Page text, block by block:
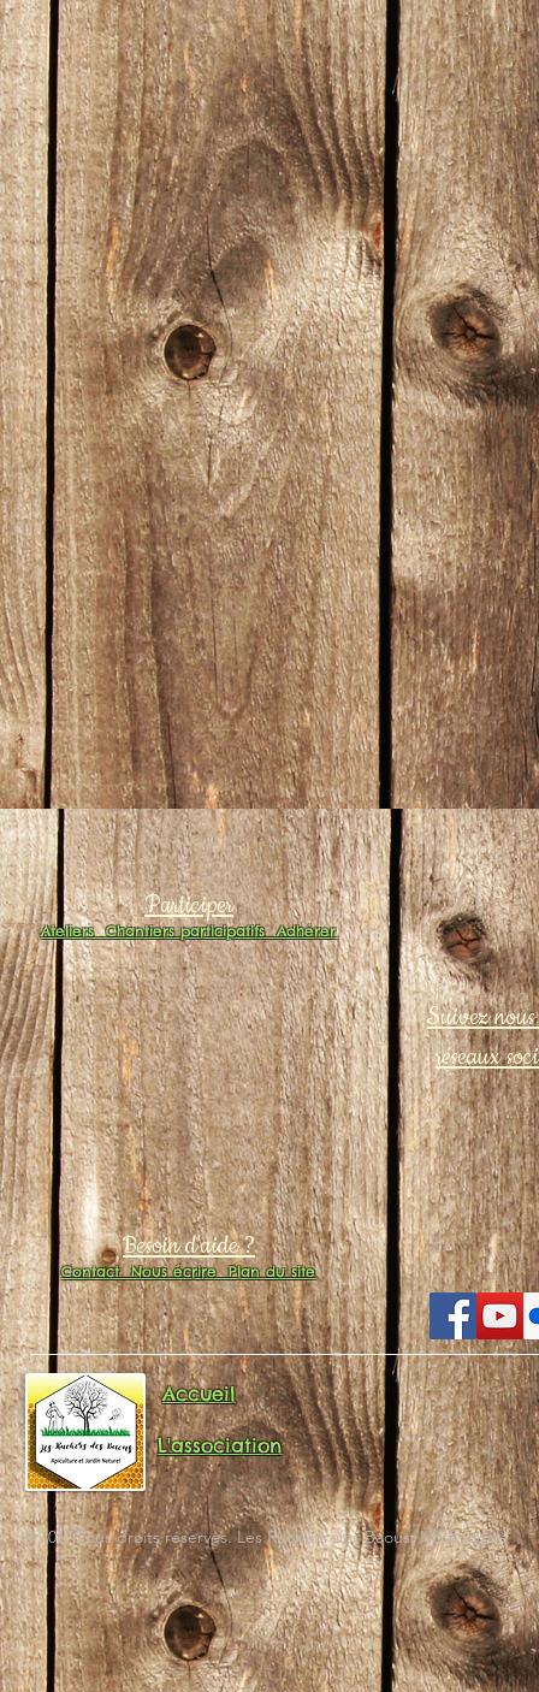
Participer
AteliersChantiers participatifsAdhérer
Suivez
réseaux
Besoin d'aide ?
ContactNous écrirePlan du site
Accueil
L'association
© 2017 Tous droits réservés. Les Ruchers des Baous. Note légale